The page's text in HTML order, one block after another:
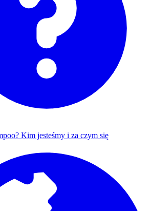
Kim jesteśmy i za czym się